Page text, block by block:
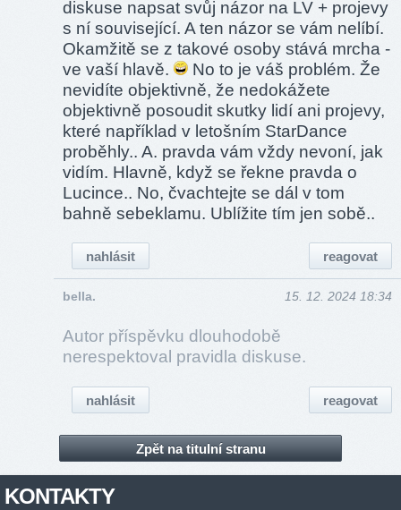
diskuse napsat svůj názor na LV + projevy
s ní související. A ten názor se vám nelíbí.
Okamžitě se z takové osoby stává mrcha -
ve vaší hlavě.
No to je váš problém. Že
nevidíte objektivně, že nedokážete
objektivně posoudit skutky lidí ani projevy,
které například v letošním StarDance
proběhly.. A. pravda vám vždy nevoní, jak
vidím. Hlavně, když se řekne pravda o
Lucince.. No, čvachtejte se dál v tom
bahně sebeklamu. Ublížite tím jen sobě..
reagovat
nahlásit
bella. 15. 12. 2024 18:34
Autor příspěvku dlouhodobě
nerespektoval pravidla diskuse.
reagovat
nahlásit
Zpět na titulní stranu
KONTAKTY